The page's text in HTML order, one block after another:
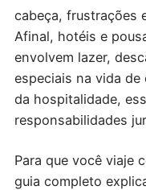
cabeça, frustrações
Afinal, hotéis e
envolvem lazer,
especiais na vida de
da hospitalidade,
responsabilidades
Para que você viaje
guia completo